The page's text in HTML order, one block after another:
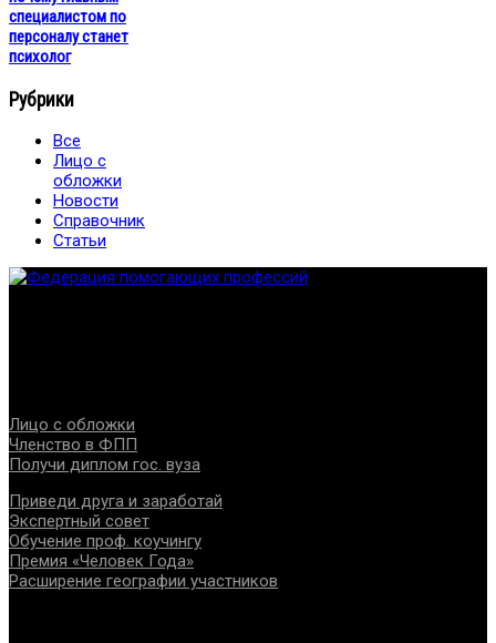
специалистом по
персоналу станет
психолог
Рубрики
Все
Лицо с
обложки
Новости
Справочник
Статьи
Лицо с обложки
Членство в ФПП
Получи диплом гос. вуза
Приведи друга и заработай
Экспертный совет
Обучение проф. коучингу
Премия «Человек Года»
Расширение географии участников